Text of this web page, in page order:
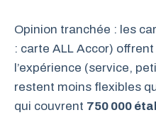
Opinion tranchée : les
: carte ALL Accor)
l’expérience (service,
restent moins flexibles
qui couvrent 750 000